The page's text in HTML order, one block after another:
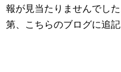
報が見当たりませんでし
第、こちらのブログに追